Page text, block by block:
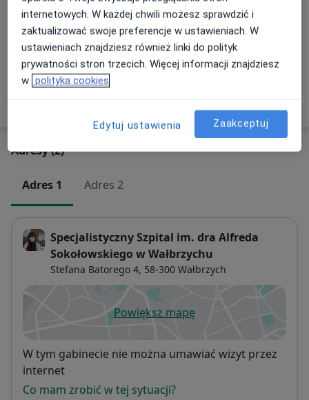
Psychoterapia indywidualna
Od 200 zł Szczegóły
+ 3 usługi
Adresy (2)
Adres 1 Adres 2
Specjalistyczny Szpital im. dra Alfreda
Sokołowskiego w Wałbrzychu
Stefana Batorego 4, 58-300 Wałbrzych
Powiększ mapęotwiera się w nowej karcie
Dostępność
W tym gabinecie nie można umawiać wizyt przez
internet
Co mam zrobić w tej sytuacji?
internetowych. W każdej chwili możesz sprawdzić i
zaktualizować swoje preferencje w ustawieniach. W
ustawieniach znajdziesz również linki do polityk
prywatności stron trzecich. Więcej informacji znajdziesz
w polityka cookies
Edytuj ustawienia Zaakceptuj